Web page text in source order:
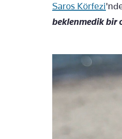
Saros Körfezi
beklenmedik bir